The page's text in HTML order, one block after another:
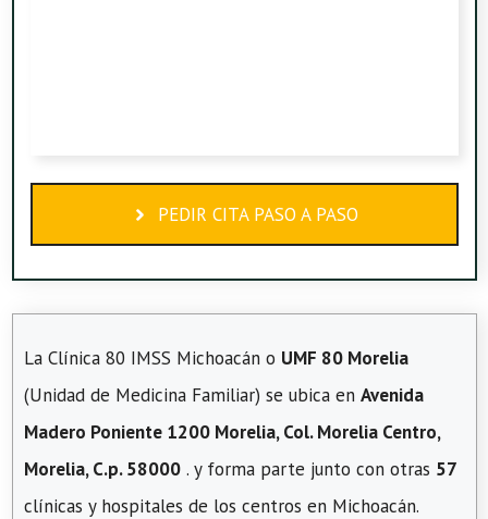
PEDIR CITA PASO A PASO
La Clínica 80 IMSS Michoacán o UMF 80 Morelia
(Unidad de Medicina Familiar) se ubica en Avenida
Madero Poniente 1200 Morelia, Col. Morelia Centro,
Morelia, C.p. 58000 . y forma parte junto con otras 57
clínicas y hospitales de los centros en Michoacán.